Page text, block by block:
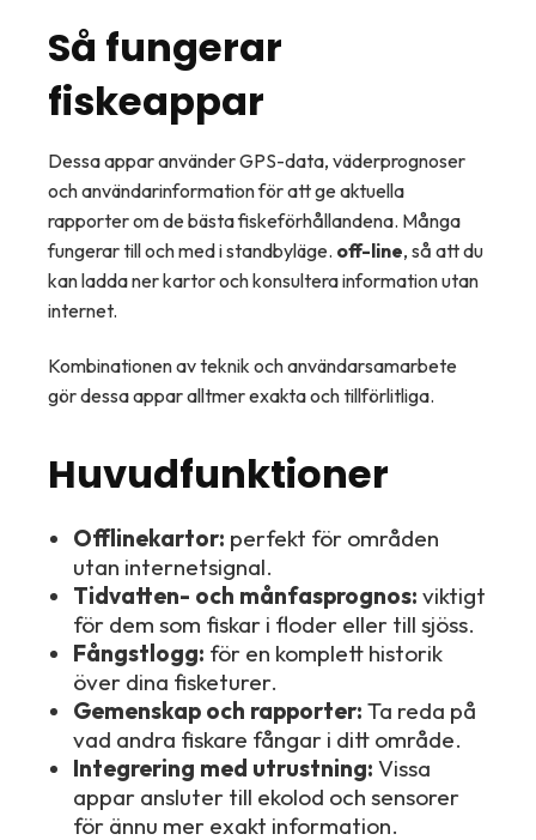
Så fungerar
fiskeappar
Dessa appar använder GPS-data, väderprognoser
och användarinformation för att ge aktuella
rapporter om de bästa fiskeförhållandena. Många
fungerar till och med i standbyläge. off-line, så att du
kan ladda ner kartor och konsultera information utan
internet.
Kombinationen av teknik och användarsamarbete
gör dessa appar alltmer exakta och tillförlitliga.
Huvudfunktioner
Offlinekartor: perfekt för områden
utan internetsignal.
Tidvatten- och månfasprognos: viktigt
för dem som fiskar i floder eller till sjöss.
Fångstlogg: för en komplett historik
över dina fisketurer.
Gemenskap och rapporter: Ta reda på
vad andra fiskare fångar i ditt område.
Integrering med utrustning: Vissa
appar ansluter till ekolod och sensorer
för ännu mer exakt information.